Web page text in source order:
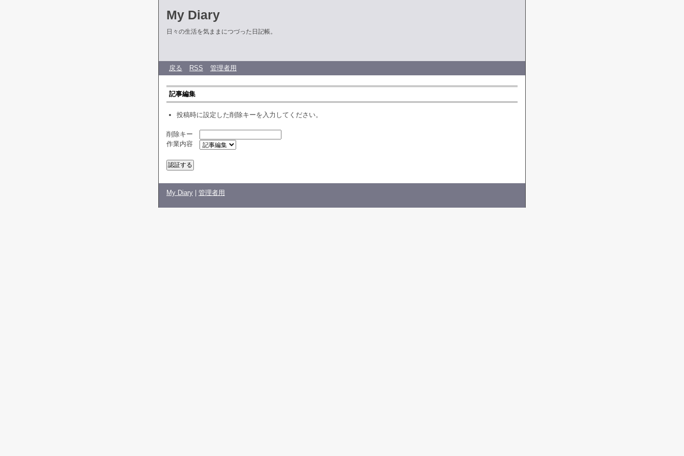
My Diary
日々の生活を気ままにつづった日記帳。
戻る RSS 管理者用
記事編集
投稿時に設定した削除キーを入力してください。
削除キー
作業内容
My Diary 管理者用